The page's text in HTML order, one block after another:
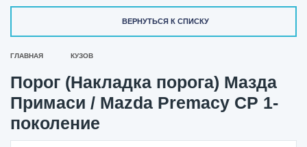
ВЕРНУТЬСЯ К СПИСКУ
ГЛАВНАЯ КУЗОВ
Порог (Накладка порога) Мазда
Примаси / Mazda Premacy CP 1-
поколение